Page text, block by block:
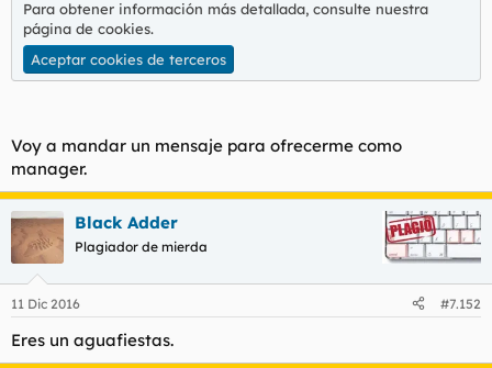
Para obtener información más detallada, consulte nuestra
página de cookies.
Aceptar cookies de terceros
Voy a mandar un mensaje para ofrecerme como
manager.
Black Adder
Plagiador de mierda
11 Dic 2016 #7.152
Eres un aguafiestas.